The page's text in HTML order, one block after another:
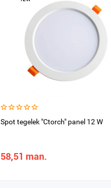
Spot tegelek "Ctorch" panel 12 W
58,51 man.